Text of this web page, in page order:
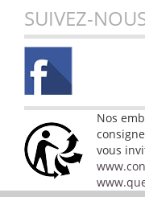
SUIVEZ-
Nos
vous